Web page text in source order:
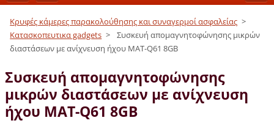
Κρυφές κάμερες παρακολούθησης και συναγερμοί ασφαλείας >
Κατασκοπευτικα gadgets >
Συσκευή απομαγνητοφώνησης μικρών
διαστάσεων με ανίχνευση ήχου MAT-Q61 8GB
Συσκευή απομαγνητοφώνησης
μικρών διαστάσεων με ανίχνευση
ήχου MAT-Q61 8GB